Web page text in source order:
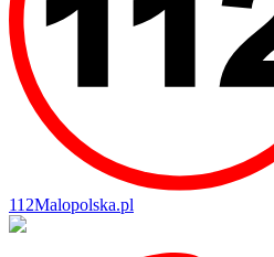
112Malopolska.pl